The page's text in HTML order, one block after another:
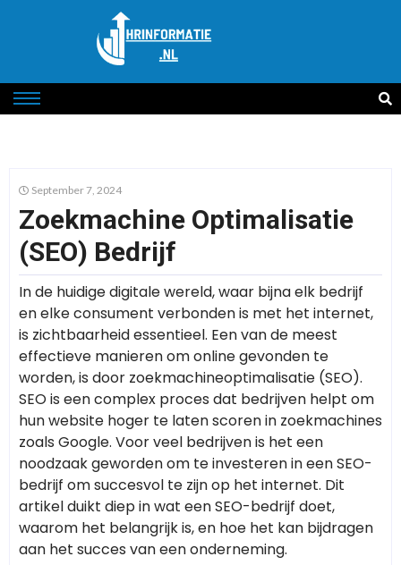
September 7, 2024
Zoekmachine Optimalisatie
(SEO) Bedrijf
In de huidige digitale wereld, waar bijna elk bedrijf
en elke consument verbonden is met het internet,
is zichtbaarheid essentieel. Een van de meest
effectieve manieren om online gevonden te
worden, is door zoekmachineoptimalisatie (SEO).
SEO is een complex proces dat bedrijven helpt om
hun website hoger te laten scoren in zoekmachines
zoals Google. Voor veel bedrijven is het een
noodzaak geworden om te investeren in een SEO-
bedrijf om succesvol te zijn op het internet. Dit
artikel duikt diep in wat een SEO-bedrijf doet,
waarom het belangrijk is, en hoe het kan bijdragen
aan het succes van een onderneming.